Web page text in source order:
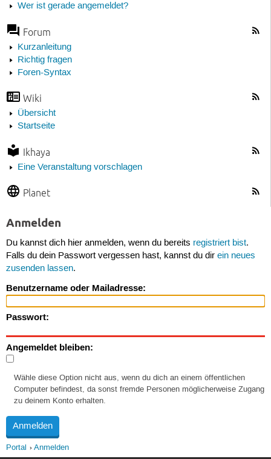
Wer ist gerade angemeldet?
Forum
Kurzanleitung
Richtig fragen
Foren-Syntax
Wiki
Übersicht
Startseite
Ikhaya
Eine Veranstaltung vorschlagen
Planet
Anmelden
Du kannst dich hier anmelden, wenn du bereits registriert bist.
Falls du dein Passwort vergessen hast, kannst du dir ein neues
zusenden lassen.
Benutzername oder Mailadresse:
Passwort:
Angemeldet bleiben:
Wähle diese Option nicht aus, wenn du dich an einem öffentlichen
Computer befindest, da sonst fremde Personen möglicherweise Zugang
zu deinem Konto erhalten.
Portal Anmelden